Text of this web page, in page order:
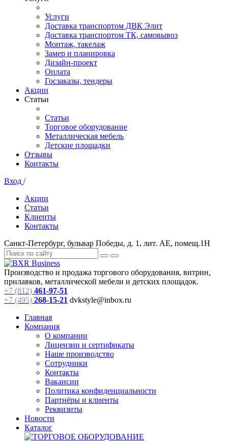
Услуги
Доставка транспортом ДВК Элит
Доставка транспортом ТК, самовывоз
Монтаж, такелаж
Замер и планировка
Дизайн-проект
Оплата
Госзаказы, тендеры
Акции
Статьи
Статьи
Торговое оборудование
Металлическая мебель
Детские площадки
Отзывы
Контакты
Вход /
Акции
Статьи
Клиенты
Контакты
Санкт-Петербург, бульвар Победы, д. 1, лит. АЕ, помещ.1Н
Производство и продажа торгового оборудования, витрин,
прилавков, металлической мебели и детских площадок.
+7 (812) 461-97-51
+7 (495) 268-15-21 dvkstyle@inbox.ru
Главная
Компания
О компании
Лицензии и сертификаты
Наше производство
Сотрудники
Контакты
Вакансии
Политика конфиденциальности
Партнёры и клиенты
Реквизиты
Новости
Каталог